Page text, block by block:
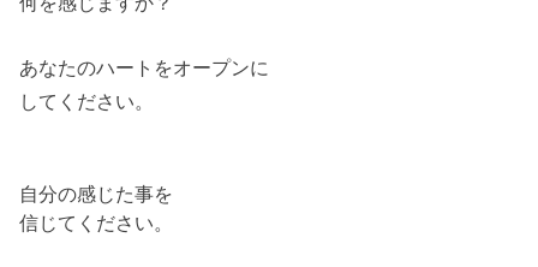
あなたのハートをオープンに
してください。
自分の感じた事を
信じてください。